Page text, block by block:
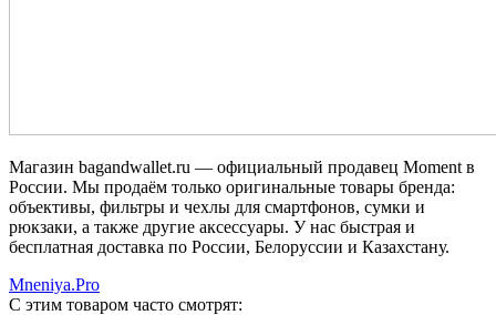
Магазин bagandwallet.ru — официальный продавец Moment в
России. Мы продаём только оригинальные товары бренда:
объективы, фильтры и чехлы для смартфонов, сумки и
рюкзаки, а также другие аксессуары. У нас быстрая и
бесплатная доставка по России, Белоруссии и Казахстану.
Mneniya.Pro
С этим товаром часто смотрят: